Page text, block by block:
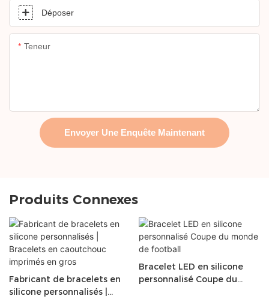
Déposer
Teneur
Envoyer Une Enquête Maintenant
Produits Connexes
Fabricant de bracelets en
silicone personnalisés |
Bracelet LED en silicone
personnalisé Coupe du